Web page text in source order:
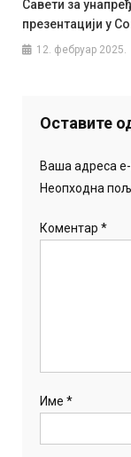
Савети за
презентацији у
12. фебруар 2025.
Оставите
Ваша адреса
Неопходна
Коментар*
Име*